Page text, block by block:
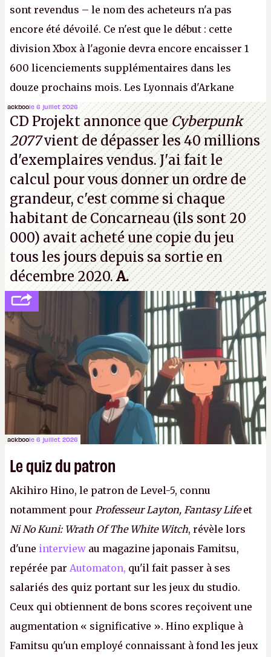
sont revendus – le nom des acheteurs n'a pas
encore été dévoilé. Ce n'est que le début : cette
division Xbox à l'agonie devra encore encaisser 1
600 licenciements supplémentaires dans les
douze prochains mois. Les Lyonnais d'Arkane
(Dishonored, Deathloop) pourraient faire partie des
prochaines victimes, puisque Microsoft a confirmé
vouloir se séparer du studio.A.
ackboole 6 juillet 2026
CD Projekt annonce queCyberpunk
2077vient de dépasser les 40 millions
d'exemplaires vendus. J'ai fait le
calcul pour vous donner un ordre de
grandeur, c'est comme si chaque
habitant de Concarneau (ils sont 20
000) avait acheté une copie du jeu
tous les jours depuis sa sortie en
décembre 2020.A.
ackboole 6 juillet 2026
Le quiz du patron
Akihiro Hino, le patron de Level-5, connu
notamment pour Professeur Layton, Fantasy Lifeet
Ni No Kuni: Wrath Of The White Witch, révèle lors
d'une interview au magazine japonais Famitsu,
repérée par Automaton, qu'il fait passer à ses
salariés des quiz portant sur les jeux du studio.
Ceux qui obtiennent de bons scores reçoivent une
augmentation « significative ». Hino explique à
Famitsu qu'un employé connaissant à fond les jeux